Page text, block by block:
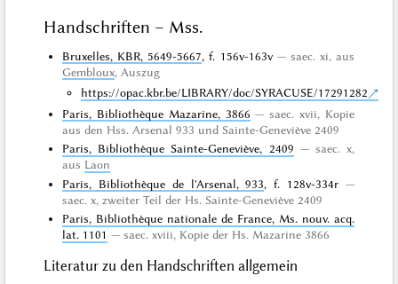
Handschriften – Mss.
Bruxelles, KBR, 5649-5667, f. 156v-163v
saec. xi, aus
Gembloux, Auszug
https://opac.kbr.be/LIBRARY/doc/SYRACUSE/17291282
Paris, Bibliothèque Mazarine, 3866
saec. xvii, Kopie
aus den Hss. Arsenal 933 und Sainte-Geneviève 2409
Paris, Bibliothèque Sainte-Geneviève, 2409
saec. x,
aus Laon
Paris, Bibliothèque de l'Arsenal, 933, f. 128v-334r
saec. x, zweiter Teil der Hs. Sainte-Geneviève 2409
Paris, Bibliothèque nationale de France, Ms. nouv. acq.
lat. 1101
saec. xviii, Kopie der Hs. Mazarine 3866
Literatur zu den Handschriften allgemein